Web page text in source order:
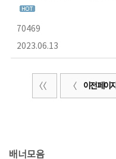
70469
2023.06.13
이전 페이지
배너모음